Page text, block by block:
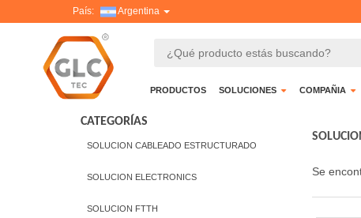
PRODUCTOS SOLUCIONES COMPAÑIA
País: Argentina
CATEGORÍAS
SOLUCION CABLEADO ESTRUCTURADO
SOLUCION ELECTRONICS
SOLUCION FTTH
Se